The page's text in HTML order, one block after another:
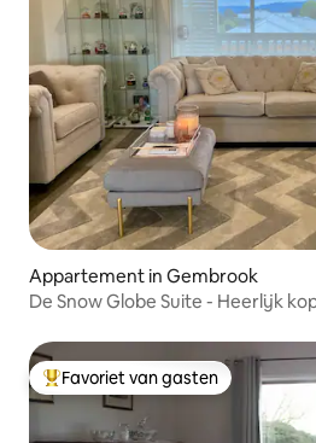
Appartement in Gembrook
De Snow Globe Suite - Heerlijk
Topfavoriet van gasten
Favoriet van gasten